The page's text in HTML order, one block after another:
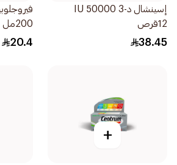
إسينشال د-3 50000 IU
12قرص
38.45
200مل شراب 200مل
20.4
+